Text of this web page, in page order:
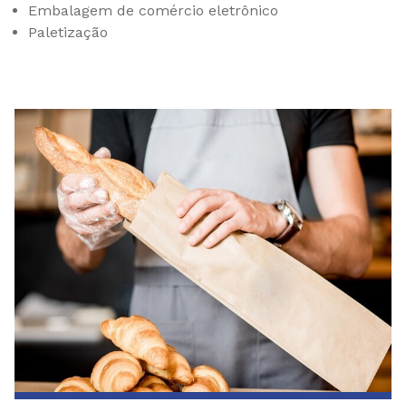
Embalagem de comércio eletrônico
Paletização